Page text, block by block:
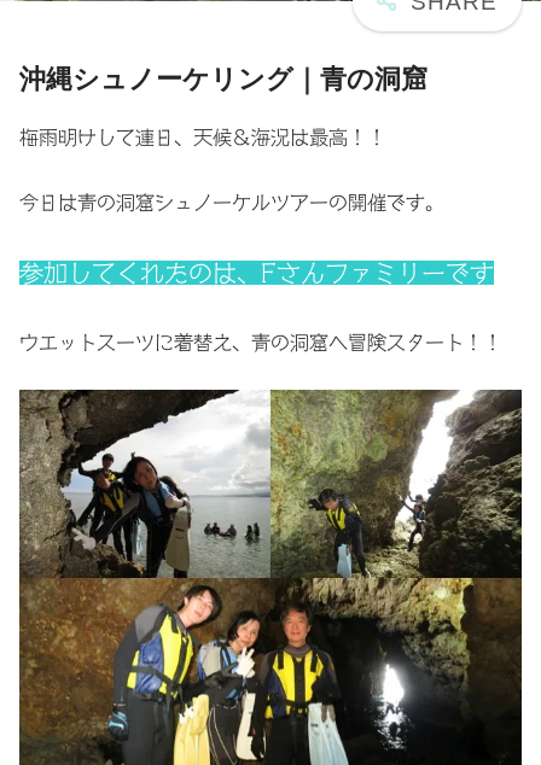
沖縄シュノーケリング｜青の洞窟
梅雨明けして連日、天候＆海況は最高！！
今日は青の洞窟シュノーケルツアーの開催です。
参加してくれたのは、Fさんファミリーです
ウエットスーツに着替え、青の洞窟へ冒険スタート！！